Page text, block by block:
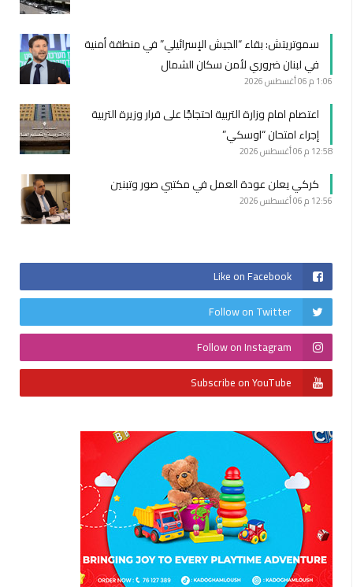
سموتريتش: بقاء “الجيش الإسرائيلي” في منطقة أمنية
في لبنان ضروري لأمن سكان الشمال
1:06 م 06 أغسطس 2026
اعتصام امام وزارة التربية احتجاجًا على قرار وزيرة التربية
إجراء امتحان “اوسكي”
12:58 م 06 أغسطس 2026
كركي يعلن عودة العمل في مكتبي صور وتبنين
12:56 م 06 أغسطس 2026
Like on Facebook
Follow on Twitter
Follow on Instagram
Subscribe on YouTube